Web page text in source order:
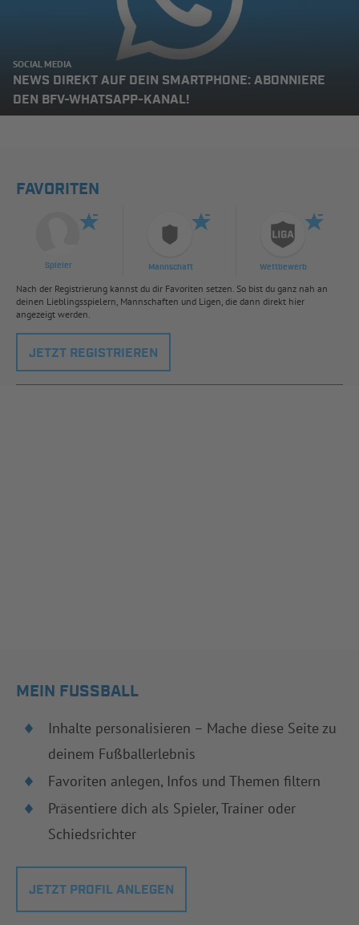
SOCIAL MEDIA
NEWS DIREKT AUF DEIN SMARTPHONE: ABONNIERE
DEN BFV-WHATSAPP-KANAL!
FAVORITEN
Spieler Mannschaft Wettbewerb
Nach der Registrierung kannst du dir Favoriten setzen. So bist du ganz nah an
deinen Lieblingsspielern, Mannschaften und Ligen, die dann direkt hier
angezeigt werden.
JETZT REGISTRIEREN
MEIN FUSSBALL
Inhalte personalisieren – Mache diese Seite zu
deinem Fußballerlebnis
Favoriten anlegen, Infos und Themen filtern
Präsentiere dich als Spieler, Trainer oder
Schiedsrichter
JETZT PROFIL ANLEGEN